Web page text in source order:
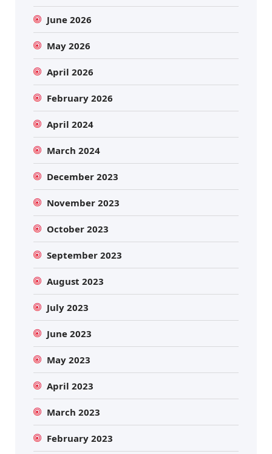
June 2026
May 2026
April 2026
February 2026
April 2024
March 2024
December 2023
November 2023
October 2023
September 2023
August 2023
July 2023
June 2023
May 2023
April 2023
March 2023
February 2023